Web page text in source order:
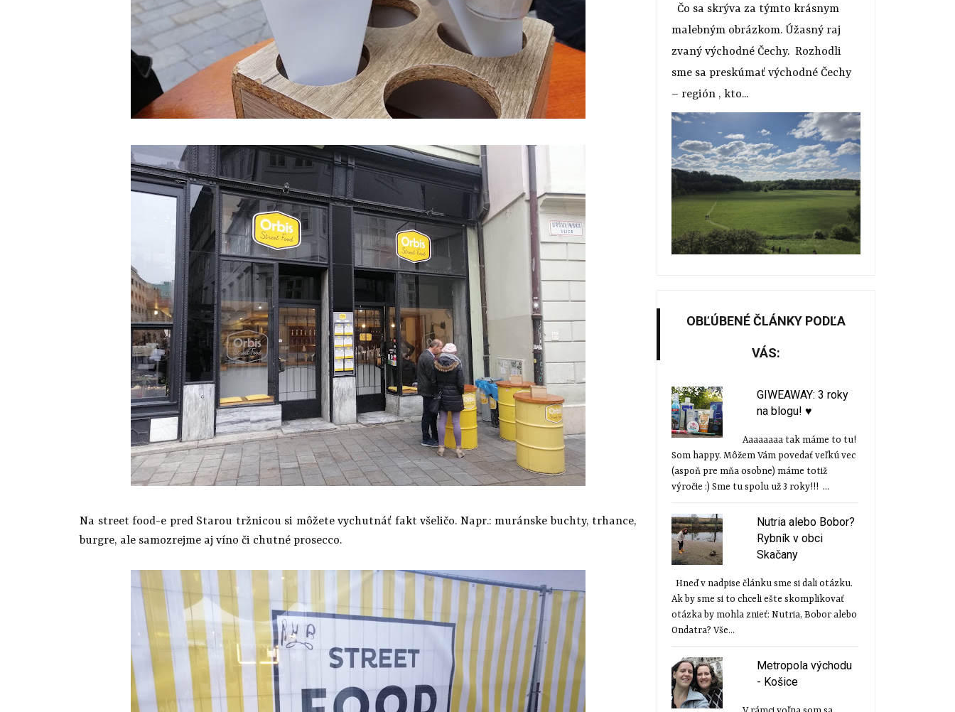
Na street food-e pred Starou tržnicou si môžete vychutnáť fakt všeličo. Napr.: muránske buchty, trhance,
burgre, ale samozrejme aj víno či chutné prosecco.
Čo sa skrýva za týmto krásnym
malebným obrázkom. Úžasný raj
zvaný východné Čechy. Rozhodli
sme sa preskúmať východné Čechy
– región , kto...
OBĽÚBENÉ ČLÁNKY PODĽA
VÁS:
GIWEAWAY: 3 roky
na blogu! ♥
Aaaaaaaa tak máme to tu!
Som happy. Môžem Vám povedať veľkú vec
(aspoň pre mňa osobne) máme totiž
výročie :) Sme tu spolu už 3 roky!!! ...
Nutria alebo Bobor?
Rybník v obci
Skačany
Hneď v nadpise článku sme si dali otázku.
Ak by sme si to chceli ešte skomplikovať
otázka by mohla znieť: Nutria, Bobor alebo
Ondatra? Vše...
Metropola východu
- Košice